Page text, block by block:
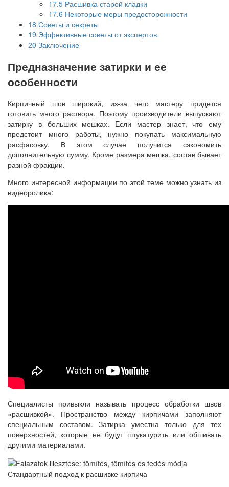
17.5 Расшивка старой кладки
17.6 Некоторые меры предосторожности
18 Советы и секреты
19 Эффективные советы от экспертов
20 Заключение
Предназначение затирки и ее
особенности
Кирпичный шов широкий, из-за чего мастеру придется
готовить много раствора. Поэтому производители выпускают
затирку в больших мешках. Если мастер знает, что ему
предстоит много работы, нужно покупать максимальную
расфасовку. В этом случае получится сэкономить
дополнительную сумму. Кроме размера мешка, состав бывает
разной фракции.
Много интересной информации по этой теме можно узнать из
видеоролика:
Специалисты привыкли называть процесс обработки швов
«расшивкой». Пространство между кирпичами заполняют
специальным составом. Затирка уместна только для тех
поверхностей, которые не будут штукатурить или обшивать
другими материалами.
Стандартный подход к расшивке кирпича